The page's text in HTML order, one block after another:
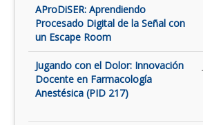
AProDiSER: Aprendiendo
Procesado Digital de la Señal con
un Escape Room
Jugando con el Dolor: Innovación
Docente en Farmacología
Anestésica (PID 217)